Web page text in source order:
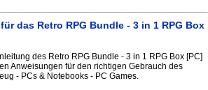
das Retro RPG Bundle - 3 in 1 RPG Box
des Retro RPG Bundle - 3 in 1 RPG Box [PC]
Anweisungen für den richtigen Gebrauch des
- PCs & Notebooks - PC Games.